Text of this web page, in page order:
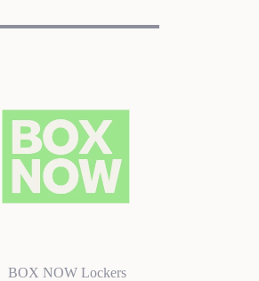
BOX NOW Lockers